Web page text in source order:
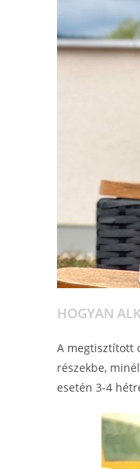
HOGYAN
A megtisztított
részekbe,
esetén 3-4